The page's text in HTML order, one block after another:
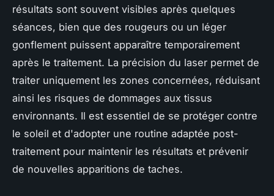
résultats sont souvent visibles après quelques
séances, bien que des rougeurs ou un léger
gonflement puissent apparaître temporairement
après le traitement. La précision du laser permet de
traiter uniquement les zones concernées, réduisant
ainsi les risques de dommages aux tissus
environnants. Il est essentiel de se protéger contre
le soleil et d'adopter une routine adaptée post-
traitement pour maintenir les résultats et prévenir
de nouvelles apparitions de taches.